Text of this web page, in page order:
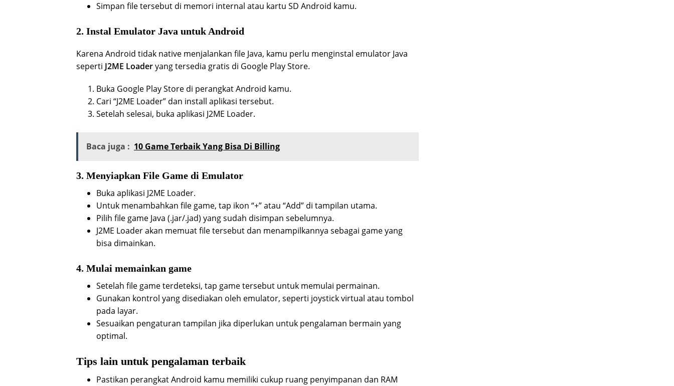
Simpan file tersebut di memori internal atau kartu SD Android kamu.
2. Instal Emulator Java untuk Android
Karena Android tidak native menjalankan file Java, kamu perlu menginstal emulator Java
seperti J2ME Loaderyang tersedia gratis di Google Play Store.
Buka Google Play Store di perangkat Android kamu.
Cari “J2ME Loader” dan install aplikasi tersebut.
Setelah selesai, buka aplikasi J2ME Loader.
Baca juga : 10 Game Terbaik Yang Bisa Di Billing
3. Menyiapkan File Game di Emulator
Buka aplikasi J2ME Loader.
Untuk menambahkan file game, tap ikon “+” atau “Add” di tampilan utama.
Pilih file game Java (.jar/.jad) yang sudah disimpan sebelumnya.
J2ME Loader akan memuat file tersebut dan menampilkannya sebagai game yang
bisa dimainkan.
4. Mulai memainkan game
Setelah file game terdeteksi, tap game tersebut untuk memulai permainan.
Gunakan kontrol yang disediakan oleh emulator, seperti joystick virtual atau tombol
pada layar.
Sesuaikan pengaturan tampilan jika diperlukan untuk pengalaman bermain yang
optimal.
Tips lain untuk pengalaman terbaik
Pastikan perangkat Android kamu memiliki cukup ruang penyimpanan dan RAM